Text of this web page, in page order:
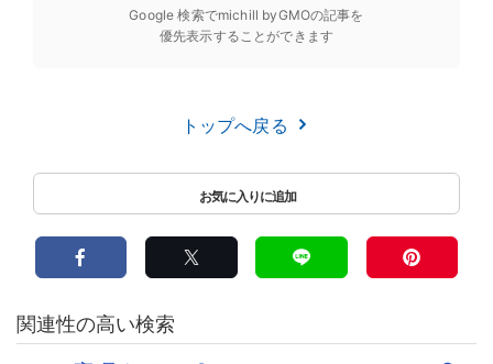
Google 検索でmichill byGMOの記事を
優先表示することができます
トップへ戻る